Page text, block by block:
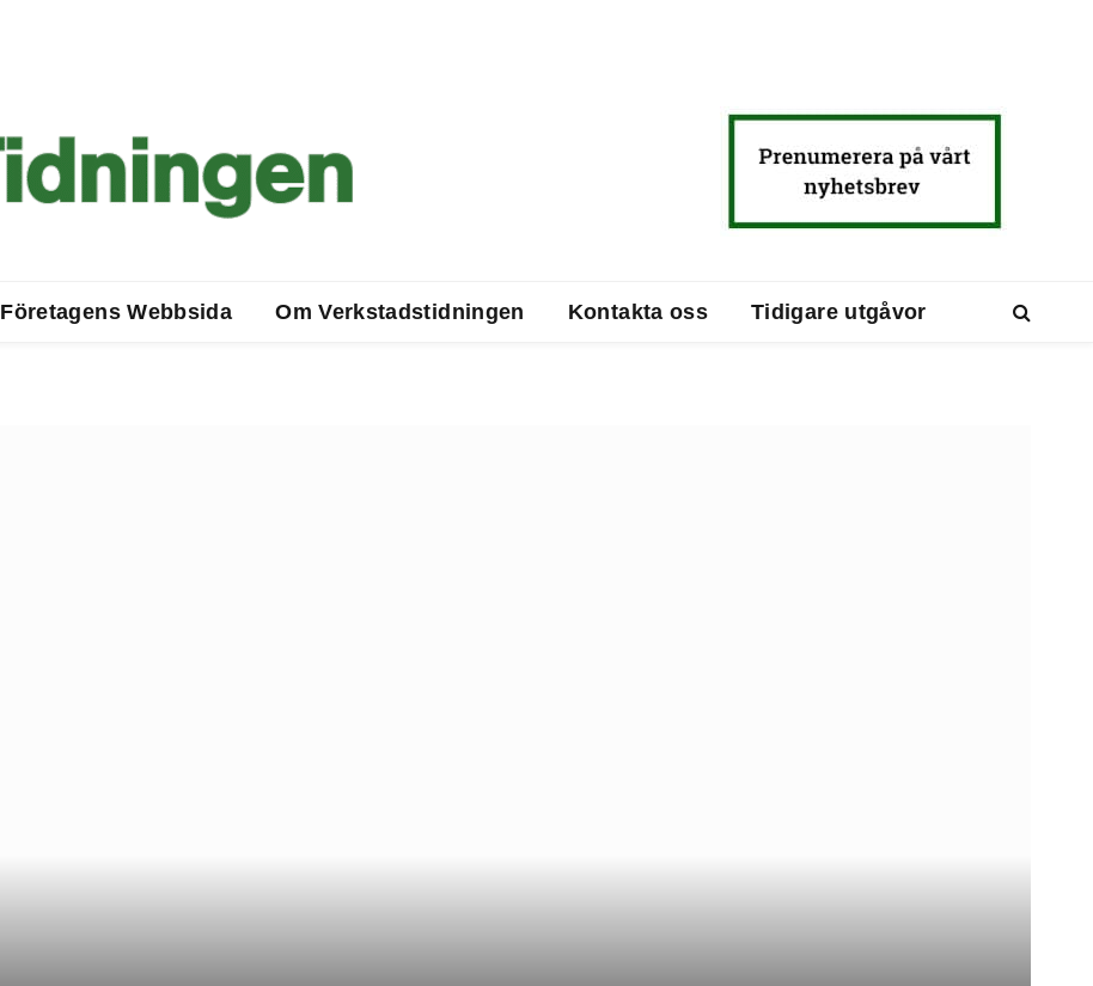
Företagens Webbsida Om Verkstadstidningen Kontakta oss Tidigare utgåvor